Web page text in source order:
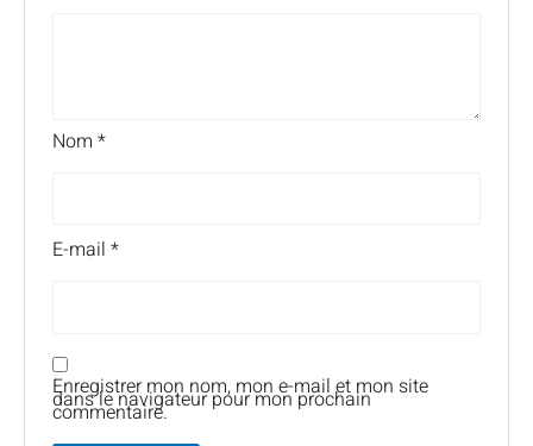
Nom*
E-mail*
Enregistrer mon nom, mon e-mail et mon site
dans le navigateur pour mon prochain
commentaire.